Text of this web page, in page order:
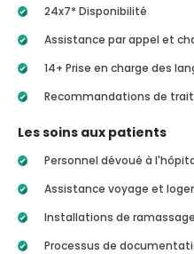
24x7* Disponibilité
Assistance par appel et
14+ Prise en charge des
Recommandations de
Les soins aux patients
Personnel dévoué à
Assistance voyage et
Installations de
Processus de